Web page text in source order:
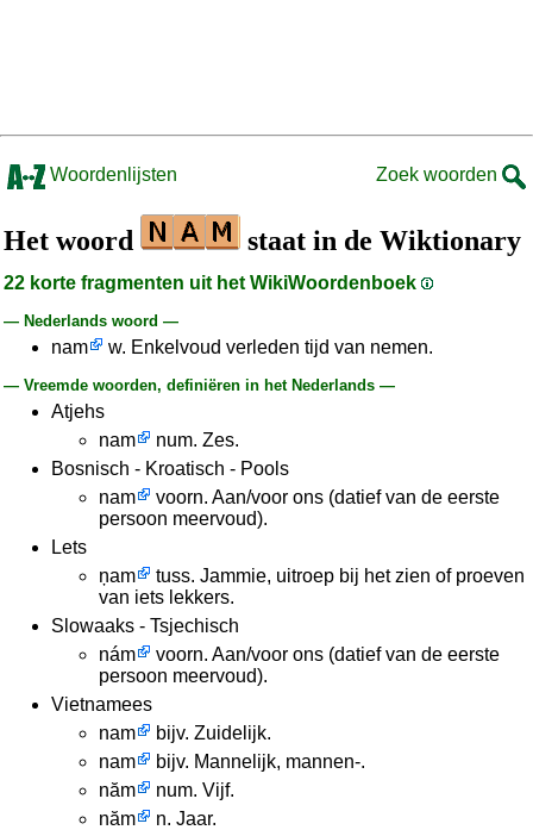
Woordenlijsten Zoek woorden
Het woord staat in de Wiktionary
22 korte fragmenten uit het WikiWoordenboek
— Nederlands woord —
nam w. Enkelvoud verleden tijd van nemen.
— Vreemde woorden, definiëren in het Nederlands —
Atjehs
nam
num. Zes.
Bosnisch - Kroatisch - Pools
nam
voorn. Aan/voor ons (datief van de eerste
persoon meervoud).
Lets
ņam
tuss. Jammie, uitroep bij het zien of proeven
van iets lekkers.
Slowaaks - Tsjechisch
nám
voorn. Aan/voor ons (datief van de eerste
persoon meervoud).
Vietnamees
nam
bijv. Zuidelijk.
nam
bijv. Mannelijk, mannen-.
năm
num. Vijf.
năm
n. Jaar.